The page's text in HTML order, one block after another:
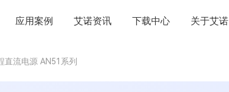
应用案例 艾诺资讯 下载中心 关于艾诺
直流电源 AN51系列